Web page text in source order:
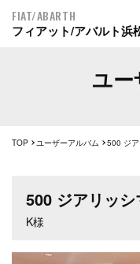
FIAT/ABARTH
フィアット/アバルト浜
ユ
TOP ユーザーアルバム 500 ジア
500 ジアリッシ
K様